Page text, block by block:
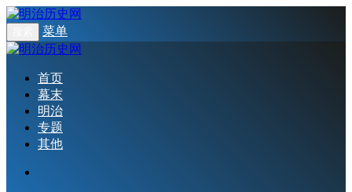
菜单
首页
幕末
明治
专题
其他